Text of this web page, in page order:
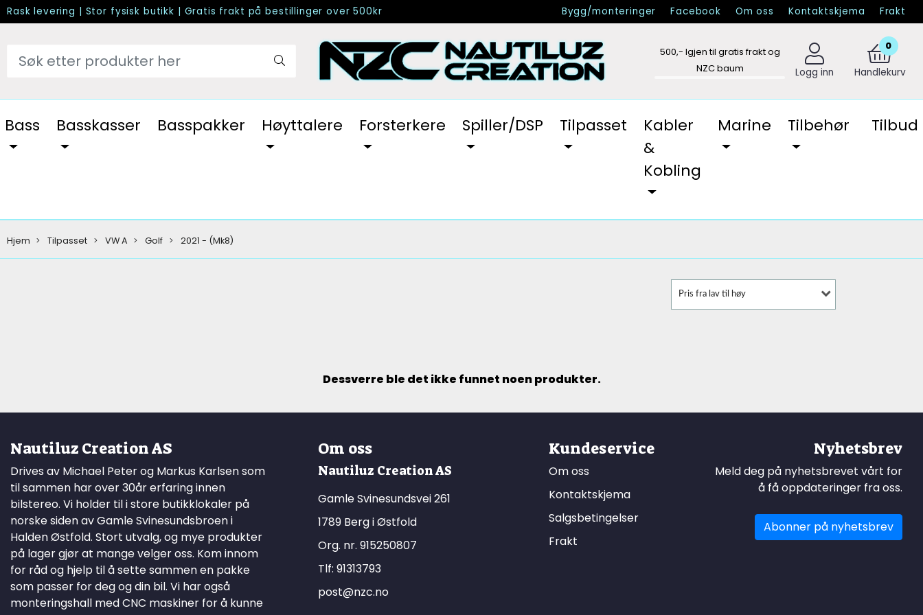
Rask levering | Stor fysisk butikk | Gratis frakt på bestillinger over 500kr Bygg/monteringer Facebook Om oss Kontaktskjema Frakt
500,- Igjen til gratis frakt og
NZC baum
Logg inn
0
Handlekurv
Bass Basskasser Basspakker Høyttalere Forsterkere Spiller/DSP Tilpasset
Kabler
&
Kobling
Marine Tilbehør Tilbud
Hjem Tilpasset VW A Golf 2021 - (Mk8)
Pris fra lav til høy
Dessverre ble det ikke funnet noen produkter.
Nautiluz Creation AS
Drives av Michael Peter og Markus Karlsen som
til sammen har over 30år erfaring innen
bilstereo. Vi holder til i store butikklokaler på
norske siden av Gamle Svinesundsbroen i
Halden Østfold. Stort utvalg, og mye produkter
på lager gjør at mange velger oss. Kom innom
for råd og hjelp til å sette sammen en pakke
som passer for deg og din bil. Vi har også
monteringshall med CNC maskiner for å kunne
Om oss
Nautiluz Creation AS
Gamle Svinesundsvei 261
1789 Berg i Østfold
Org. nr. 915250807
Tlf: 91313793
post@nzc.no
Kundeservice
Om oss
Kontaktskjema
Salgsbetingelser
Frakt
Nyhetsbrev
Meld deg på nyhetsbrevet vårt for
å få oppdateringer fra oss.
Abonner på nyhetsbrev